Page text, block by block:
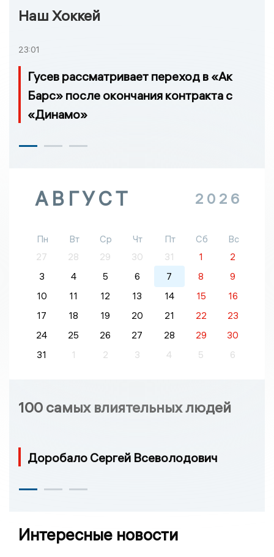
Наш Хоккей
23:01
Гусев рассматривает переход в «Ак
Барс» после окончания контракта с
«Динамо»
АВГУСТ 2026
Пн Вт Ср Чт Пт Сб
Вс
27
28 29 30 31 1
2
3
4 5 6 7 8
9
10
11 12 13 14 15
16
17
18 19 20 21 22
23
24
25 26 27 28 29
30
31
1 2 3 4 5 6
100 самых влиятельных людей
Доробало Сергей Всеволодович
Интересные новости